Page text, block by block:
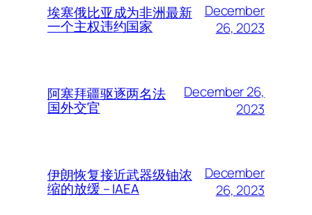
埃塞俄比亚成为非洲最新
一个主权违约国家
December
26, 2023
阿塞拜疆驱逐两名法
国外交官
December 26,
2023
伊朗恢复接近武器级铀浓
缩的放缓 – IAEA
December
26, 2023